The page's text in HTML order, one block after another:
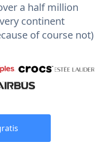
a half million
continent
of course not)